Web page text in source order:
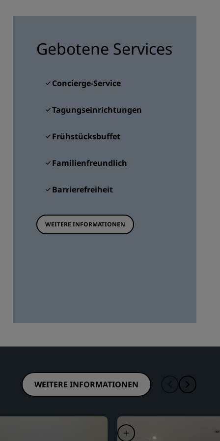
Gebotene Services
Concierge-Service
Tagungseinrichtungen
Frühstücksbuffet
Familienfreundlich
Barrierefreiheit
WEITERE INFORMATIONEN
WEITERE INFORMATIONEN